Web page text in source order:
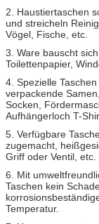
2. Haustiertaschen
und streicheln
Vögel, Fische, etc.
3. Ware bauscht
Toilettenpapier,
4. Spezielle
verpackende
Socken,
Aufhängerloch T-
5. Verfügbare
zugemacht,
Griff oder Ventil, etc.
6. Mit
Taschen kein
Temperatur.